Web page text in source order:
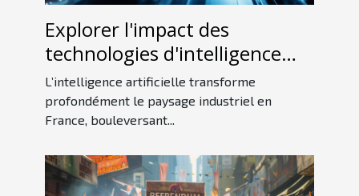
Explorer l'impact des
technologies d'intelligence
artificielle sur l'industrie
française
L’intelligence artificielle transforme
profondément le paysage industriel en
France, bouleversant...